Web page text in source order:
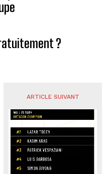
?
ARTICLE SUIVANT